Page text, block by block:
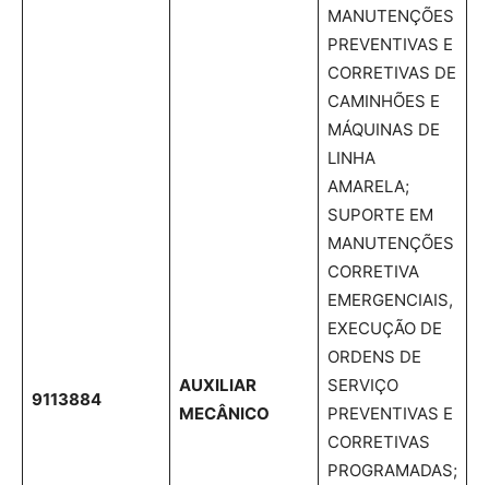
9113884
AUXILIAR
MECÂNICO
MANUTENÇÕES
PREVENTIVAS E
CORRETIVAS DE
CAMINHÕES E
MÁQUINAS DE
LINHA
AMARELA;
SUPORTE EM
MANUTENÇÕES
CORRETIVA
EMERGENCIAIS,
EXECUÇÃO DE
ORDENS DE
SERVIÇO
PREVENTIVAS E
CORRETIVAS
PROGRAMADAS;